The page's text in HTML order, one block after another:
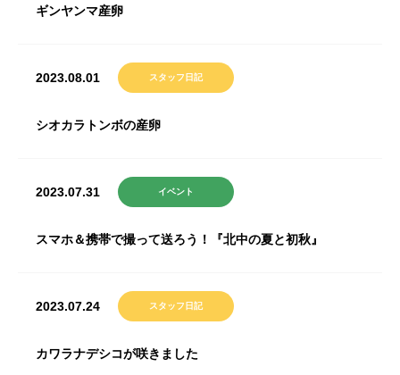
ギンヤンマ産卵
2023.08.01 スタッフ日記
シオカラトンボの産卵
2023.07.31 イベント
スマホ＆携帯で撮って送ろう！『北中の夏と初秋』
2023.07.24 スタッフ日記
カワラナデシコが咲きました